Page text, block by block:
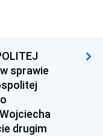
1994
1991
1985
sprawie
drugim